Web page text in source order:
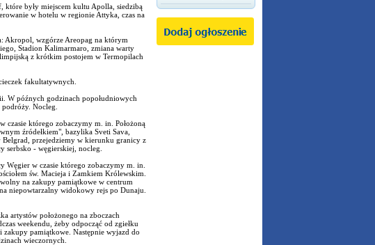
które były miejscem kultu Apolla, siedzibą
w hotelu w regionie Attyka, czas na
Akropol, wzgórze Areopag na którym
Stadion Kalimarmaro, zmiana warty
z krótkim postojem w Termopilach
fakultatywnych.
W późnych godzinach popołudniowych
Nocleg.
czasie którego zobaczymy m. in. Położoną
źródełkiem", bazylika Sveti Sava,
Belgrad, przejedziemy w kierunku granicy z
serbsko - węgierskiej, nocleg.
Węgier w czasie którego zobaczymy m. in.
św. Macieja i Zamkiem Królewskim.
na zakupy pamiątkowe w centrum
niepowtarzalny widokowy rejs po Dunaju.
artystów położonego na zboczach
weekendu, żeby odpocząć od zgiełku
zakupy pamiątkowe. Następnie wyjazd do
wieczornych.